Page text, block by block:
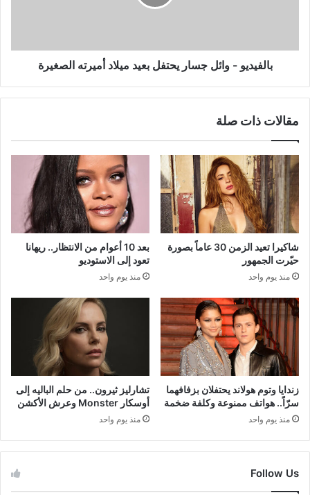
الصغيرة
بالفيديو - وائل جسار يحتفل بعيد ميلاد أميرته الصغيرة
مقالات ذات صلة
شاكيرا تعيد الزمن 30 عاماً بصورة
حيّرت الجمهور
منذ يوم واحد
بعد 10 أعوام من الانتظار.. ريهانا
تعود إلى الاستوديو
منذ يوم واحد
زندايا وتوم هولاند يحتفلان بزفافهما
سرّاً.. هواتف ممنوعة وكلفة ضخمة
منذ يوم واحد
تشارليز ثيرون.. من حلم الباليه إلى
أوسكار Monster وعرش الأكشن
منذ يوم واحد
Follow Us